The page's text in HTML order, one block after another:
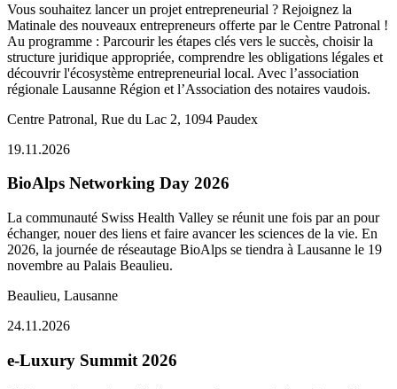
Vous souhaitez lancer un projet entrepreneurial ? Rejoignez la
Matinale des nouveaux entrepreneurs offerte par le Centre Patronal !
Au programme : Parcourir les étapes clés vers le succès, choisir la
structure juridique appropriée, comprendre les obligations légales et
découvrir l'écosystème entrepreneurial local. Avec l’association
régionale Lausanne Région et l’Association des notaires vaudois.
Centre Patronal, Rue du Lac 2, 1094 Paudex
19.11.2026
BioAlps Networking Day 2026
La communauté Swiss Health Valley se réunit une fois par an pour
échanger, nouer des liens et faire avancer les sciences de la vie. En
2026, la journée de réseautage BioAlps se tiendra à Lausanne le 19
novembre au Palais Beaulieu.
Beaulieu, Lausanne
24.11.2026
e-Luxury Summit 2026